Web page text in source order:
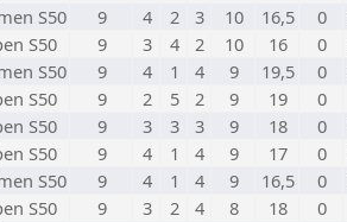
S50 9 4 2 3 10 16,5 0
S50 9 3 4 2 10 16 0
S50 9 4 1 4 9 19,5 0
S50 9 2 5 2 9 19 0
S50 9 3 3 3 9 18 0
S50 9 4 1 4 9 17 0
S50 9 4 1 4 9 16,5 0
S50 9 3 2 4 8 18 0